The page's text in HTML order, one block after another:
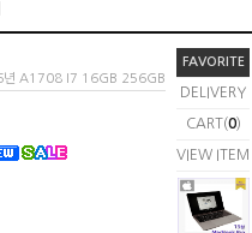
FAVORITE
DELIVERY
CART(0)
VIEW ITEM
년 A1708 I7 16GB 256GB